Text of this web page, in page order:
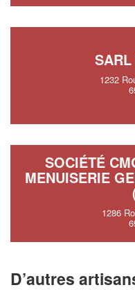
1232
SOCIÉTÉ
MENUISERIE
1286
D’autres